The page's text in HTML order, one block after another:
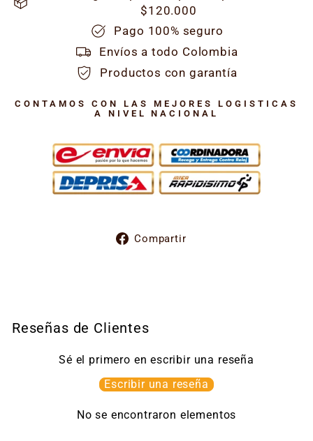
$120.000
Pago 100% seguro
Envíos a todo Colombia
Productos con garantía
CONTAMOS CON LAS MEJORES LOGISTICAS
A NIVEL NACIONAL
Compartir
Reseñas de Clientes
Sé el primero en escribir una reseña
Escribir una reseña
No se encontraron elementos